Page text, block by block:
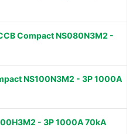
Compact NS080N3M2 -
NS100N3M2 - 3P 1000A
- 3P 1000A 70kA